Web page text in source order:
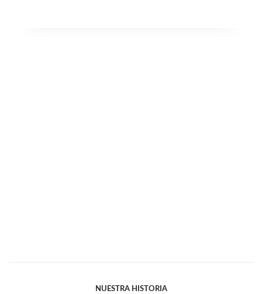
NUESTRA HISTORIA